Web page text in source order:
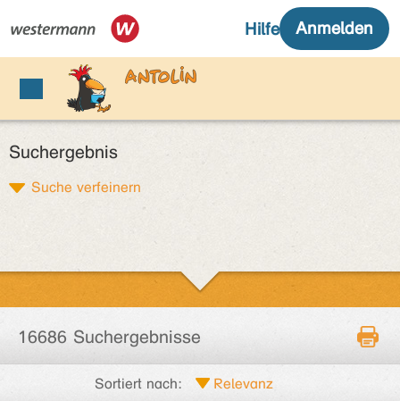
Suchergebnis
Suche verfeinern
16686 Suchergebnisse
Sortiert nach: